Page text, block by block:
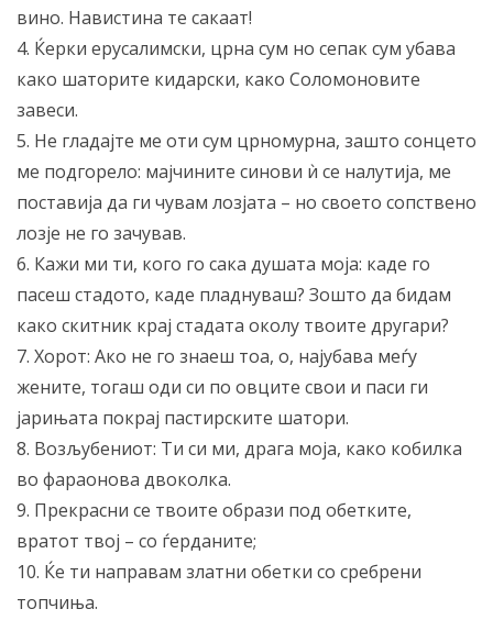
вино. Навистина те сакаат!
4. Ќерки ерусалимски, црна сум но сепак сум убава
како шаторите кидарски, како Соломоновите
завеси.
5. Не гладајте ме оти сум црномурна, зашто сонцето
ме подгорело: мајчините синови ѝ се налутија, ме
поставија да ги чувам лозјата – но своето сопствено
лозје не го зачував.
6. Кажи ми ти, кого го сака душата моја: каде го
пасеш стадото, каде пладнуваш? Зошто да бидам
како скитник крај стадата околу твоите другари?
7. Хорот: Ако не го знаеш тоа, о, најубава меѓу
жените, тогаш оди си по овците свои и паси ги
јарињата покрај пастирските шатори.
8. Возљубениот: Ти си ми, драга моја, како кобилка
во фараонова двоколка.
9. Прекрасни се твоите образи под обетките,
вратот твој – со ѓерданите;
10. Ќе ти направам златни обетки со сребрени
топчиња.